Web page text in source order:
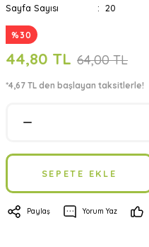
Sayfa Sayısı
20
%30
44,80 TL 64,00 TL
*4,67 TL den başlayan taksitlerle!
SEPETE EKLE
Paylaş Yorum Yaz